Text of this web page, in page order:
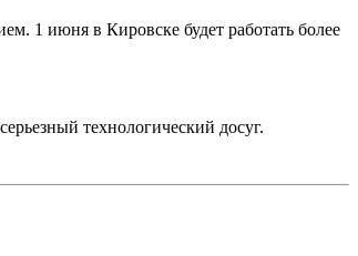
1 июня в Кировске будет работать более
технологический досуг.